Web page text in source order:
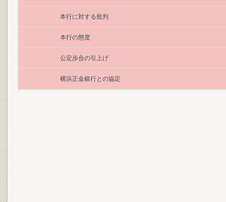
本行に対する批判
本行の態度
公定歩合の引上げ
横浜正金銀行との協定